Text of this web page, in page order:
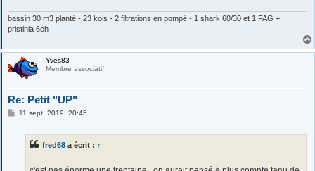
bassin 30 m3 planté - 23 kois - 2 filtrations en pompé - 1 shark 60/30 et 1 FAG +
pristinia 6ch
Yves83
Membre associatif
Re: Petit "UP"
M
11 sept. 2019, 20:45
fred68 a écrit : ↑